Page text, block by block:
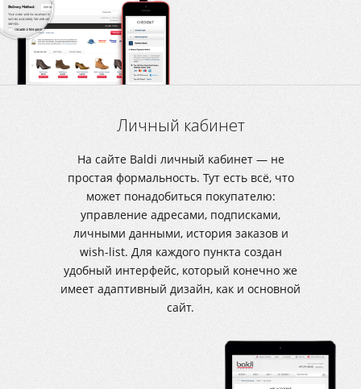
Личный кабинет
На сайте Baldi личный кабинет — не
простая формальность. Тут есть всё, что
может понадобиться покупателю:
управление адресами, подписками,
личными данными, история заказов и
wish-list. Для каждого пункта создан
удобный интерфейс, который конечно же
имеет адаптивный дизайн, как и основной
сайт.